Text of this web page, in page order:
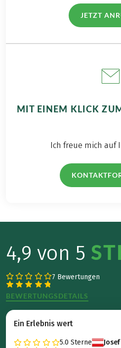
JETZT
MIT EINEM KLICK
Ich freue mich auf
4,9 von 5
7 Bewertungen
BEWERTUNGSDETAILS
Ein Erlebnis wert
5.0 Sterne